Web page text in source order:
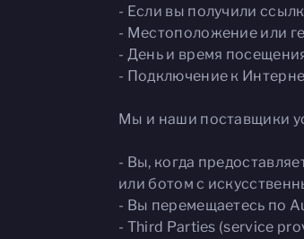
- Если вы получили
- Местоположение или
- День и время
- Подключение к
Мы и наши поставщики
- Вы, когда
или ботом с
- Вы перемещаетесь по
- Third Parties (service